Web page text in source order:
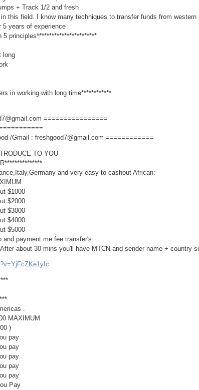
+ Track 1/2 and fresh
this field. I know many techniques to transfer funds from
years of experience
5 principles************************
long
in working with long time************
================
/Gmail : freshgood7@gmail.com ============
TO YOU
and very easy to cashout African:
$1000
$2000
$3000
$4000
$5000
payment me fee transfer's.
about 30 mins you'll have MTCN and sender name + country
.
MAXIMUM
)
pay
pay
pay
pay
pay
Pay